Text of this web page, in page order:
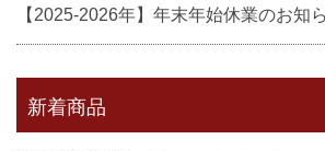
【2025-2026年】年末年始休業のお知
新着商品